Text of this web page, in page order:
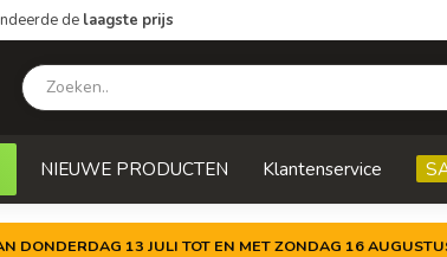
de laagste prijs
NIEUWE PRODUCTEN Klantenservice
DONDERDAG 13 JULI TOT EN MET ZONDAG 16